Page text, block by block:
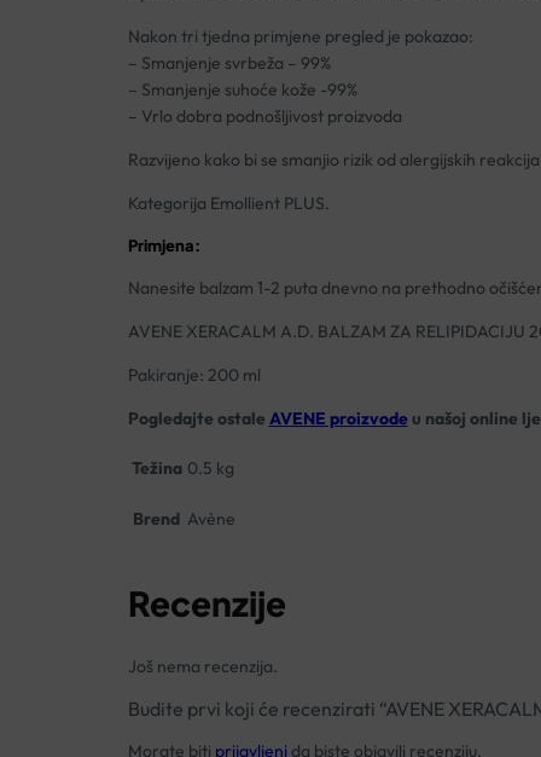
Nakon tri tjedna primjene pregled je pokazao:
– Smanjenje svrbeža – 99%
– Smanjenje suhoće kože -99%
– Vrlo dobra podnošljivost proizvoda
Razvijeno kako bi se smanjio rizik od alergijskih
Kategorija Emollient PLUS.
Primjena:
Nanesite balzam 1-2 puta dnevno na prethodno
AVENE XERACALM A.D. BALZAM ZA RELIPIDACIJU
Pakiranje: 200 ml
Pogledajte ostale AVENE proizvodeu našoj online
Težina 0.5 kg
Brend Avène
Recenzije
Još nema recenzija.
Budite prvi koji će recenzirati “AVENE
Morate biti prijavljeni da biste objavili recenziju.